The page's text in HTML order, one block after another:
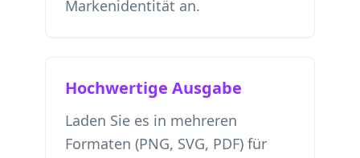
Markenidentität an.
Hochwertige Ausgabe
Laden Sie es in mehreren
Formaten (PNG, SVG, PDF) für